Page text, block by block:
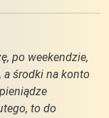
po weekendzie,
a środki na konto
to do